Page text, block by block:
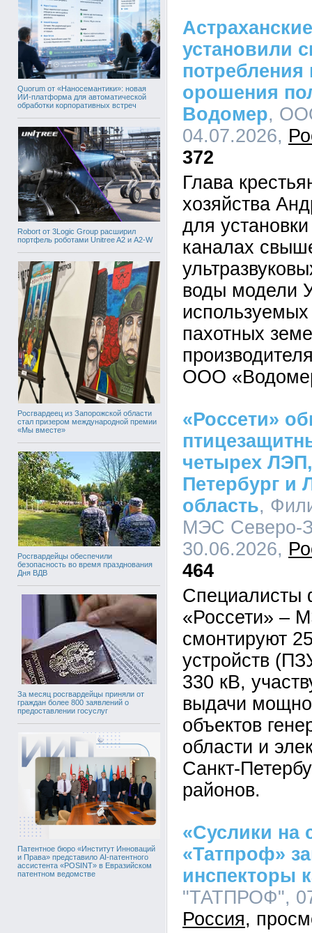
Quorum от «Наносемантики»: новая
ИИ-платформа для автоматической
обработки корпоративных встреч
Robort от 3Logic Group расширил
портфель роботами Unitree A2 и A2-W
Росгвардеец из Запорожской области
стал призером международной премии
«Мы вместе»
Росгвардейцы обеспечили
безопасность во время празднования
Дня ВДВ
За месяц росгвардейцы приняли от
граждан более 800 заявлений о
предоставлении госуслуг
Патентное бюро «Институт Инноваций
и Права» представило AI-патентного
ассистента «POSINT» в Евразийском
патентном ведомстве
установили
орошения
Водомер,
04.07.2026,
372
Глава
хозяйства
для
каналах
воды модели
пахотных
ООО
«Россети»
четырех
Петербург и
область,
МЭС Северо-
30.06.2026,
464
«Россети» –
смонтируют
устройств
330 кВ,
выдачи
объектов
области и
Санкт-
районов.
«Суслики на
«Татпроф»
инспекторы
"ТАТПРОФ",
Россия